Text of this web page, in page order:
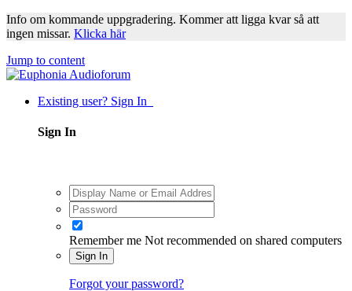
Info om kommande uppgradering. Kommer att ligga kvar så att
ingen missar. Klicka här
Jump to content
Existing user? Sign In
Sign In
Remember me Not recommended on shared computers
Sign In
Forgot your password?